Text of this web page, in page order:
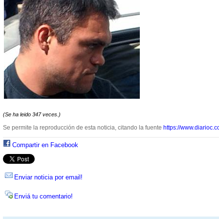
(Se ha leido 347 veces.)
Se permite la reproducción de esta noticia, citando la fuente https://
Compartir en Facebook
Enviar noticia por email!
Enviá tu comentario!